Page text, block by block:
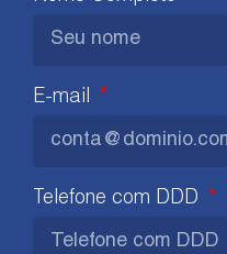
E-mail
Telefone com DDD